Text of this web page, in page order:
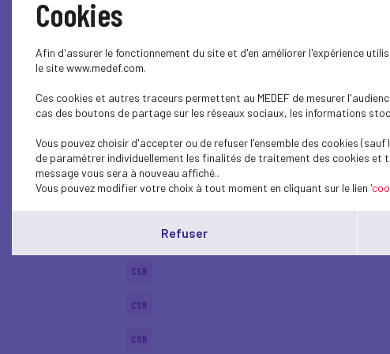
BUSINESS LAW
CSR
ECONOMY
CSR
CSR
CSR
Cookies
Afin d'assurer le fonctionnement du site et d'en améliorer l'expérience
le site www.medef.com.
Ces cookies et autres traceurs permettent au MEDEF de mesurer
cas des boutons de partage sur les réseaux sociaux, les informations
Vous pouvez choisir d'accepter ou de refuser l'ensemble des cookies
de paramétrer individuellement les finalités de traitement des cookies et
message vous sera à nouveau affiché..
Vous pouvez modifier votre choix à tout moment en cliquant sur le lien
Refuser